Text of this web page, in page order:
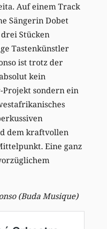
Auf einem Track
Sängerin Dobet
Stücken
Tastenkünstler
ist trotz der
kein
Projekt sondern ein
dem kraftvollen
Eine ganz
(Buda Musique)